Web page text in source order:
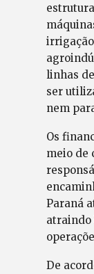
linhas
ser
nem
Os
meio de
Paraná
atraindo
De